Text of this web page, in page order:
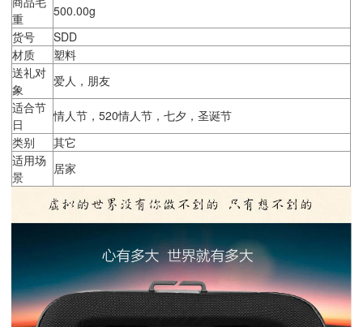
重
500.00g
货号
SDD
材质
塑料
送礼对
象
爱人，朋友
适合节
日
情人节，520情人节，七夕，圣诞节
类别
其它
适用场
景
居家